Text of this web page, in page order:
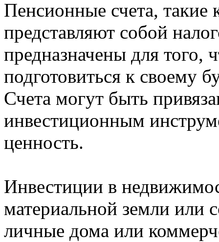
Пенсионные счета, такие
представляют собой
предназначены для
подготовиться к своему
Счета могут быть
инвестиционным
ценность.
Инвестиции в
материальной земли или
личные дома или